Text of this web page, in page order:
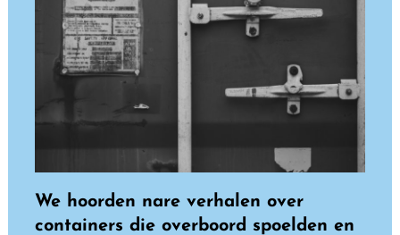
We hoorden nare verhalen over
containers die overboord spoelden en